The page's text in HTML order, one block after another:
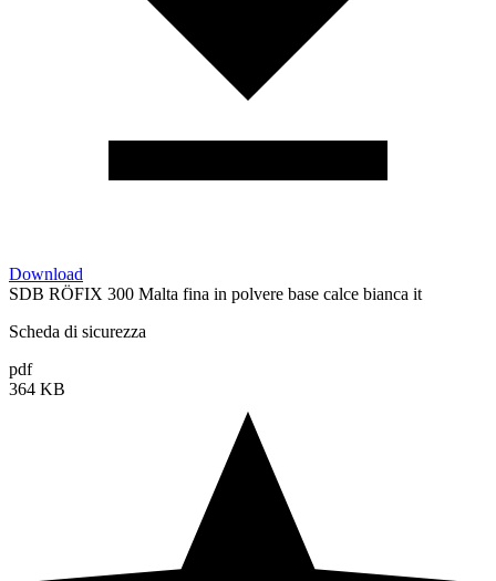
Download
SDB RÖFIX 300 Malta fina in polvere base calce bianca it
Scheda di sicurezza
pdf
364 KB